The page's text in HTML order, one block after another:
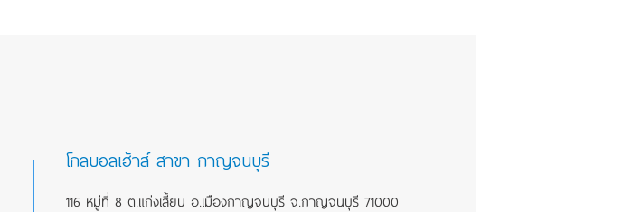
โกลบอลเฮ้าส์ สาขา กาญจนบุรี
116 หมู่ที่ 8 ต.แก่งเสี้ยน อ.เมืองกาญจนบุรี จ.กาญจนบุรี 71000